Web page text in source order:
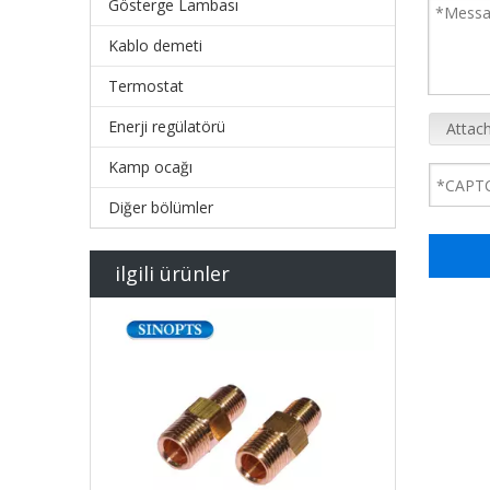
Gösterge Lambası
Kablo demeti
Termostat
Enerji regülatörü
Kamp ocağı
Diğer bölümler
ilgili ürünler